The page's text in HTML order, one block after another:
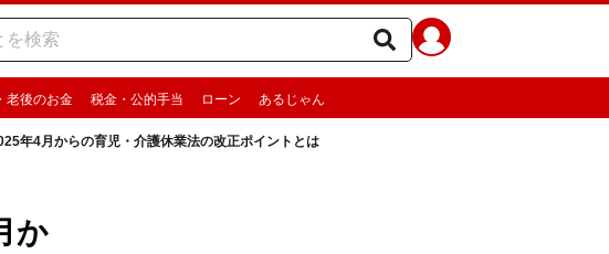
老後のお金 税金・公的手当 ローン あるじゃん
年4月からの育児・介護休業法の改正ポイントとは
か